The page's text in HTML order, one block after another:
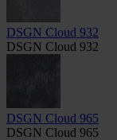
DSGN Cloud 932
DSGN Cloud 932
DSGN Cloud 965
DSGN Cloud 965